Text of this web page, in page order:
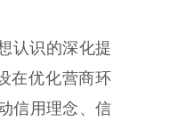
认识的深化提
在优化营商环
信用理念、信